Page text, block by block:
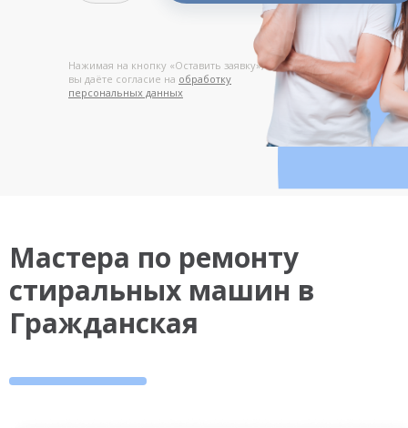
Нажимая на кнопку «Оставить заявку»,
вы даёте согласие на обработку
персональных данных
Мастера по ремонту
стиральных машин в
Гражданская